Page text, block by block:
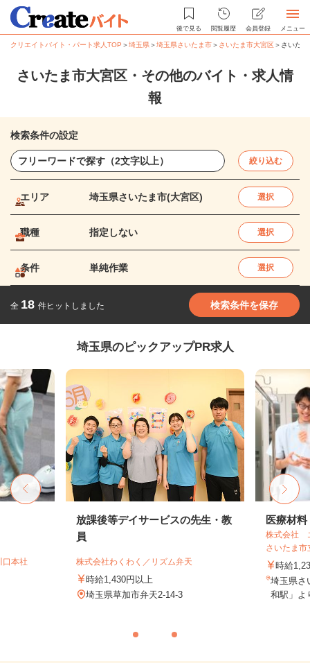
後で見る 閲覧履歴 会員登録 メニュー
クリエイトバイト・パート求人TOP ＞埼玉県＞埼玉県さいたま市＞ さいたま市大宮区＞ さいた
さいたま市大宮区・その他のバイト・求人情
報
検索条件の設定
絞り込む
エリア 埼玉県さいたま市(大宮区) 選択
職種 指定しない 選択
条件 単純作業 選択
全 18 件ヒットしました 検索条件を保存
埼玉県のピックアップPR求人
本社
放課後等デイサービスの先生・教
員
株式会社わくわく／リズム弁天
時給1,430円以上
埼玉県草加市弁天2-14-3
医療材
株式会社
さいたま市
時給
埼玉県さ
和駅」よ